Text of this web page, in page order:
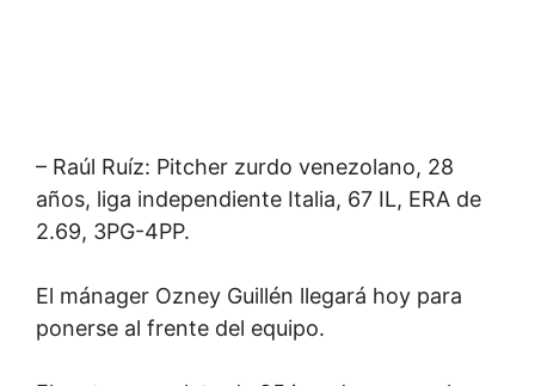
– Raúl Ruíz: Pitcher zurdo venezolano, 28
años, liga independiente Italia, 67 IL, ERA de
2.69, 3PG-4PP.
El mánager Ozney Guillén llegará hoy para
ponerse al frente del equipo.